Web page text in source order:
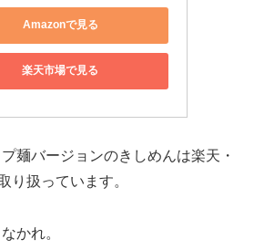
Amazonで見る
楽天市場で見る
麺バージョンのきしめんは楽天・
り扱っています。
かれ。